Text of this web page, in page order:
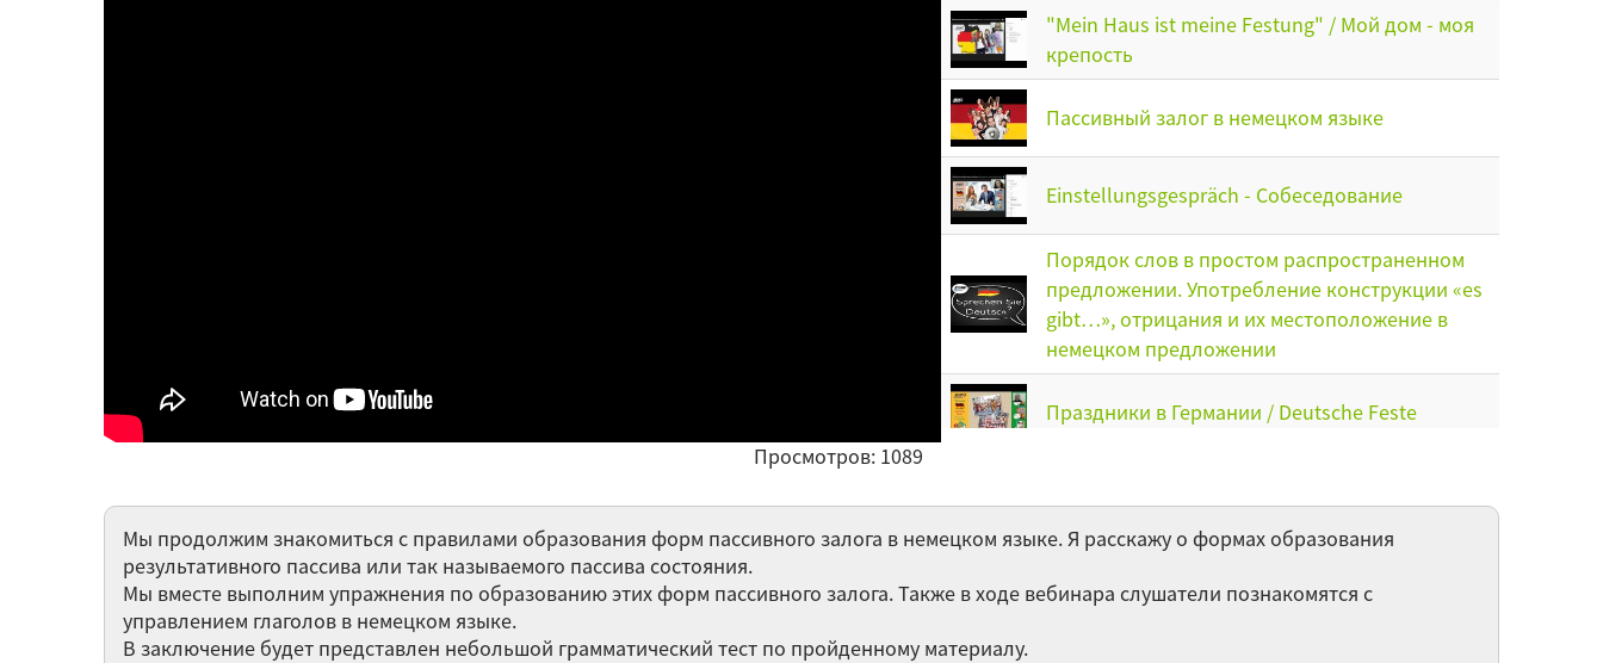
Просмотров: 1089
"Mein Haus ist meine Festung" / Мой дом - моя
крепость
Пассивный залог в немецком языке
Einstellungsgespräch - Собеседование
Порядок слов в простом распространенном
предложении. Употребление конструкции «es
gibt…», отрицания и их местоположение в
немецком предложении
Праздники в Германии / Deutsche Feste
Пассивный залог, формы образования и
употребление времен в пассивном залоге
Мы продолжим знакомиться с правилами образования форм пассивного залога в немецком языке. Я расскажу о формах образования
результативного пассива или так называемого пассива состояния.
Мы вместе выполним упражнения по образованию этих форм пассивного залога. Также в ходе вебинара слушатели познакомятся с
управлением глаголов в немецком языке.
В заключение будет представлен небольшой грамматический тест по пройденному материалу.